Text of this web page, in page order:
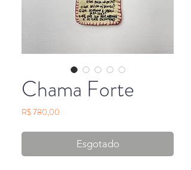
Chama Forte
R$ 780,00
Esgotado